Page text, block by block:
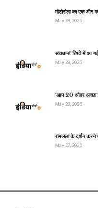
मोटोरोला का एक
May 28, 2025
सावधान! रिश्ते में आ
May 28, 2025
‘आप 20 ओवर
May 28, 2025
रामलला के दर्शन
May 27, 2025